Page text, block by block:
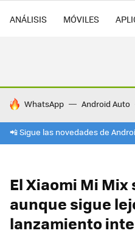
ANÁLISIS MÓVILES
HOY SE HABLA DE
WhatsApp Android Auto
📲 Sigue las novedades de
El Xiaomi Mi Mix
aunque sigue
lanzamiento